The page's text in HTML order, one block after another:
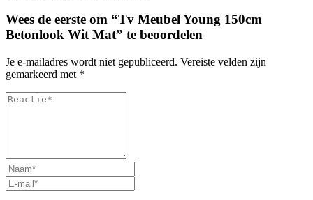
Wees de eerste om “Tv Meubel Young 150cm
Betonlook Wit Mat” te beoordelen
Je e-mailadres wordt niet gepubliceerd. Vereiste velden zijn
gemarkeerd met *